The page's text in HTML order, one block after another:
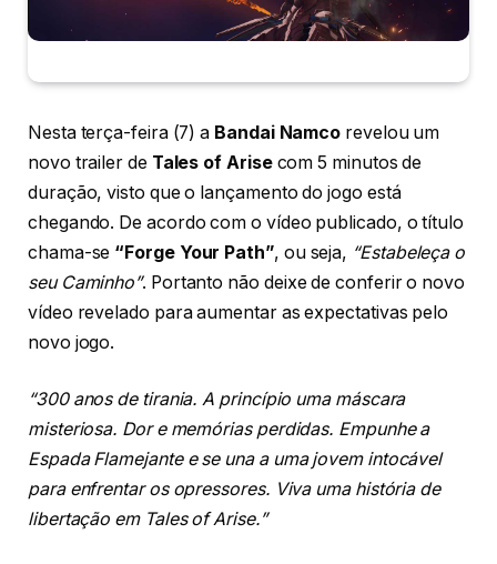
Nesta terça-feira (7) a Bandai Namco revelou um
novo trailer de Tales of Arisecom 5 minutos de
duração, visto que o lançamento do jogo está
chegando. De acordo com o vídeo publicado, o título
chama-se “Forge Your Path”, ou seja, “Estabeleça o
seu Caminho”. Portanto não deixe de conferir o novo
vídeo revelado para aumentar as expectativas pelo
novo jogo.
“300 anos de tirania. A princípio uma máscara
misteriosa. Dor e memórias perdidas. Empunhe a
Espada Flamejante e se una a uma jovem intocável
para enfrentar os opressores. Viva uma história de
libertação em Tales of Arise.”